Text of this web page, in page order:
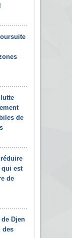
de
qui est
de
de Djen
des